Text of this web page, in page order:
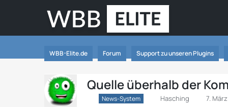
WBB-Elite.de Forum Support zu unseren Plugins
Quelle überhalb der
News-System Hasching
7.